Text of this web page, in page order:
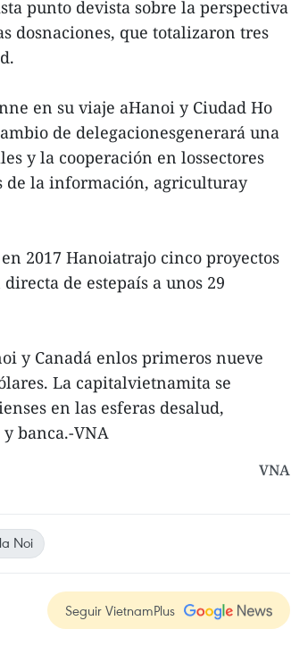
punto devista sobre la perspectiva
dosnaciones, que totalizaron tres
en su viaje aHanoi y Ciudad Ho
de delegacionesgenerará una
y la cooperación en lossectores
de la información, agriculturay
2017 Hanoiatrajo cinco proyectos
de estepaís a unos 29
y Canadá enlos primeros nueve
La capitalvietnamita se
en las esferas desalud,
banca.-VNA
VNA
Noi
Seguir VietnamPlus